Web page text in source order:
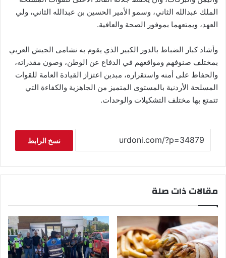
الملك عبدالله الثاني، وسمو الأمير الحسين بن عبدالله الثاني، ولي
العهد، ويمتعهما بموفور الصحة والعافية.
وأشاد كبار الضباط بالدور الكبير الذي يقوم به نشامى الجيش العربي
بمختلف صنوفهم ومواقعهم في الدفاع عن الوطن، وصون مقدراته،
والحفاظ على أمنه واستقراره، مبدين اعتزاز القيادة العامة للقوات
المسلحة الأردنية بالمستوى المتميز من الجاهزية والكفاءة التي
تتمتع بها مختلف التشكيلات والوحدات.
نسخ الرابط
مقالات ذات صلة